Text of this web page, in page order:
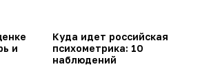
и
Куда идет российская
психометрика: 10
наблюдений